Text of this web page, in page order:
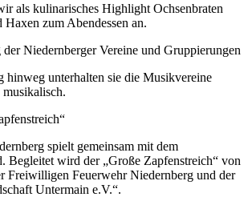
als kulinarisches Highlight Ochsenbraten
Haxen zum Abendessen an.
Niedernberger Vereine und Gruppierungen
hinweg unterhalten sie die Musikvereine
spielt gemeinsam mit dem
Begleitet wird der „Große Zapfenstreich“ von
Freiwilligen Feuerwehr Niedernberg und der
Untermain e.V.“.